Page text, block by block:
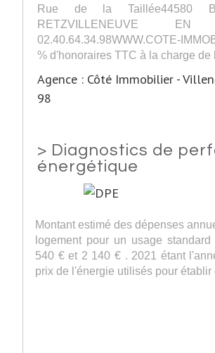
Rue de la Taillée44580
RETZVILLENEUVE
02.40.64.34.98WWW.COTE-
% d'honoraires TTC à la charge de
Agence : Côté Immobilier -
98
> Diagnostics de
énergétique
Montant estimé des dépenses
logement pour un usage
540 € et 2 140 € . 2021 étant
prix de l'énergie utilisés pour établir